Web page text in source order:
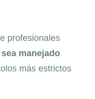
profesionales
manejado
más estrictos